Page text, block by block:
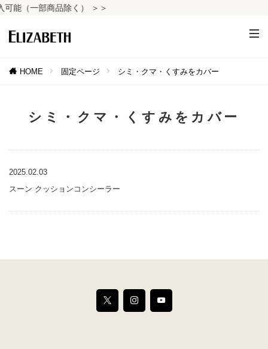
能（一部商品除く） ＞＞
HOME 固定ページ シミ・クマ・くすみをカバー
シミ・クマ・くすみをカバー
2025.02.03
スーン クッションコンシーラー